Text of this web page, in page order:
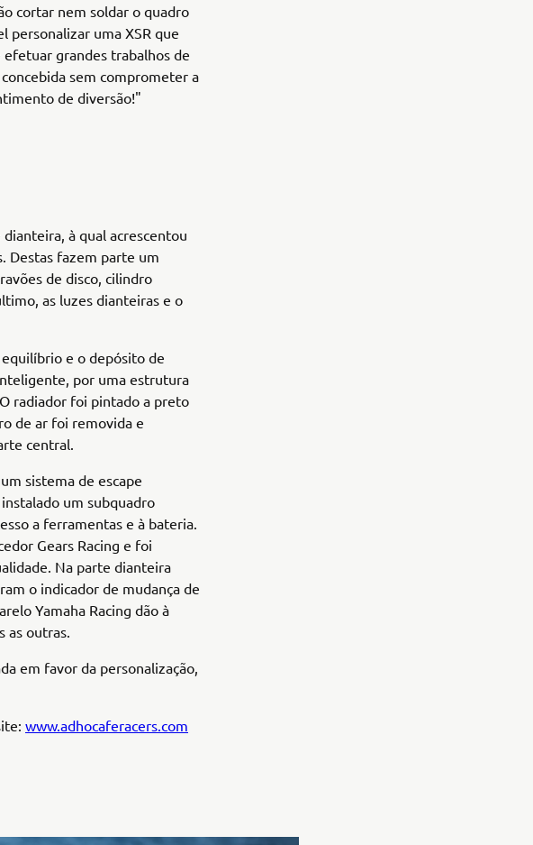
cortar nem soldar o quadro
personalizar uma XSR que
grandes trabalhos de
sem comprometer a
de diversão!"
à qual acrescentou
Destas fazem parte um
de disco, cilindro
as luzes dianteiras e o
e o depósito de
por uma estrutura
radiador foi pintado a preto
de ar foi removida e
central.
sistema de escape
um subquadro
a ferramentas e à bateria.
Gears Racing e foi
Na parte dianteira
o indicador de mudança de
Yamaha Racing dão à
as outras.
em favor da personalização,
www.adhocaferacers.com